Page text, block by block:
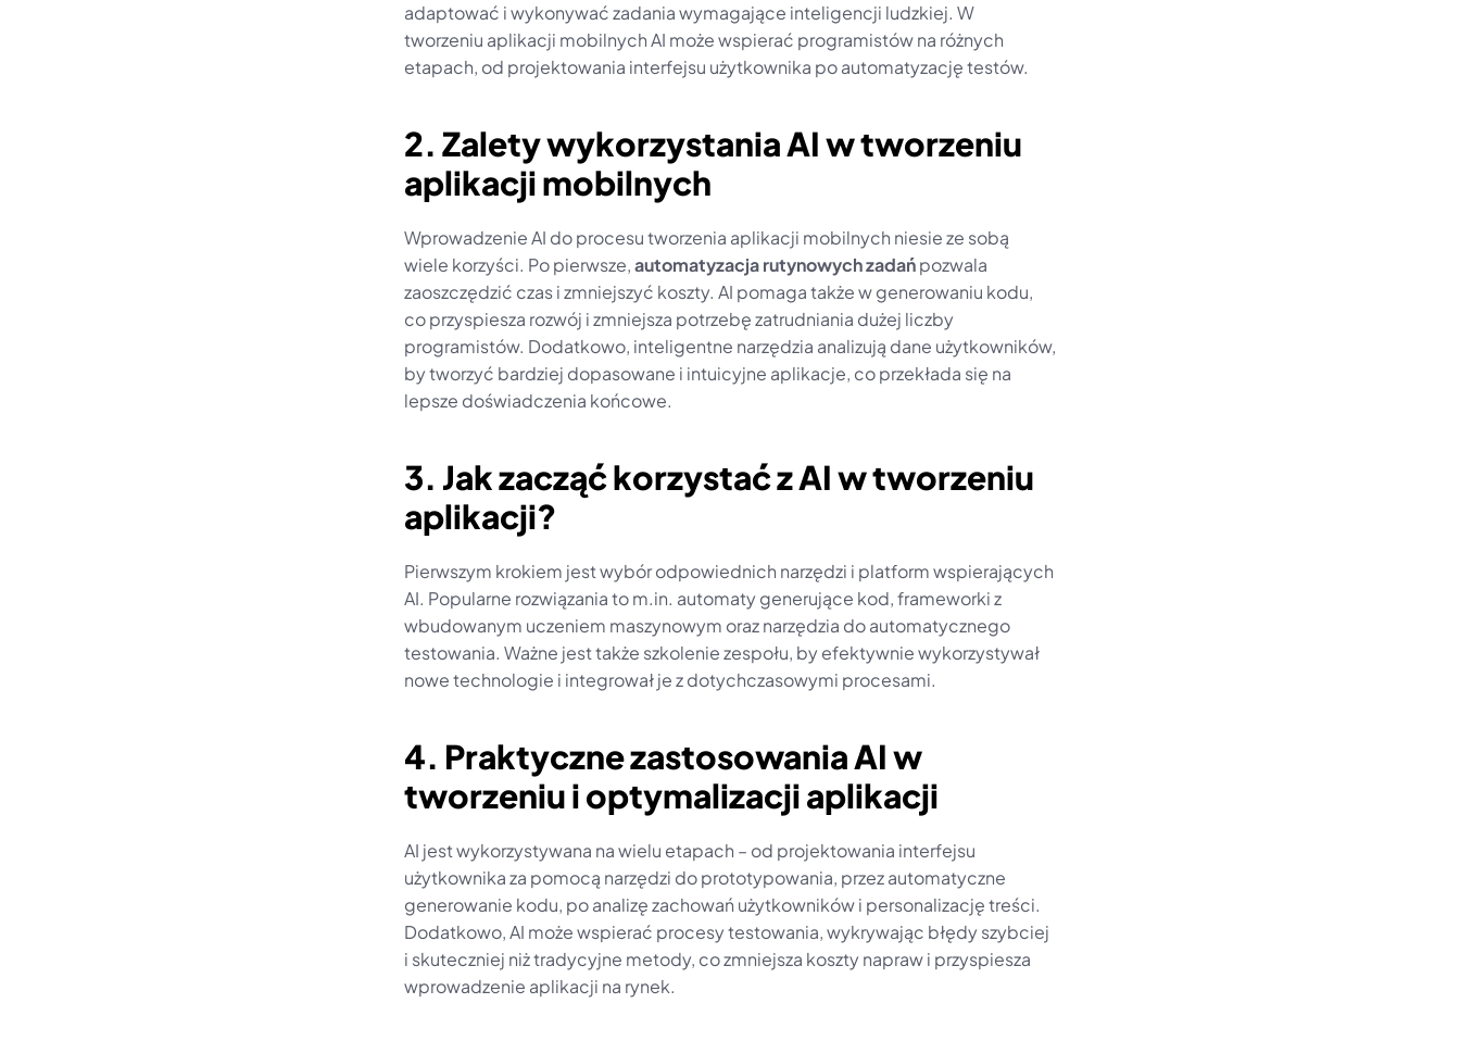
adaptować i wykonywać zadania wymagające inteligencji ludzkiej. W
tworzeniu aplikacji mobilnych AI może wspierać programistów na różnych
etapach, od projektowania interfejsu użytkownika po automatyzację testów.
2. Zalety wykorzystania AI w tworzeniu
aplikacji mobilnych
Wprowadzenie AI do procesu tworzenia aplikacji mobilnych niesie ze sobą
wiele korzyści. Po pierwsze, automatyzacja rutynowych zadań pozwala
zaoszczędzić czas i zmniejszyć koszty. AI pomaga także w generowaniu kodu,
co przyspiesza rozwój i zmniejsza potrzebę zatrudniania dużej liczby
programistów. Dodatkowo, inteligentne narzędzia analizują dane użytkowników,
by tworzyć bardziej dopasowane i intuicyjne aplikacje, co przekłada się na
lepsze doświadczenia końcowe.
3. Jak zacząć korzystać z AI w tworzeniu
aplikacji?
Pierwszym krokiem jest wybór odpowiednich narzędzi i platform wspierających
AI. Popularne rozwiązania to m.in. automaty generujące kod, frameworki z
wbudowanym uczeniem maszynowym oraz narzędzia do automatycznego
testowania. Ważne jest także szkolenie zespołu, by efektywnie wykorzystywał
nowe technologie i integrował je z dotychczasowymi procesami.
4. Praktyczne zastosowania AI w
tworzeniu i optymalizacji aplikacji
AI jest wykorzystywana na wielu etapach – od projektowania interfejsu
użytkownika za pomocą narzędzi do prototypowania, przez automatyczne
generowanie kodu, po analizę zachowań użytkowników i personalizację treści.
Dodatkowo, AI może wspierać procesy testowania, wykrywając błędy szybciej
i skuteczniej niż tradycyjne metody, co zmniejsza koszty napraw i przyspiesza
wprowadzenie aplikacji na rynek.